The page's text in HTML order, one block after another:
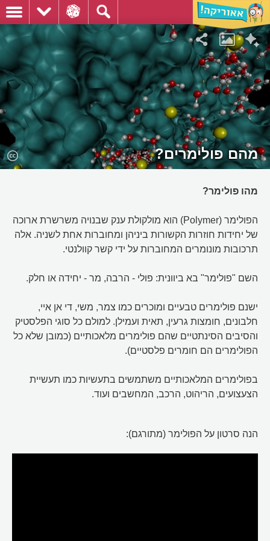
מהם פולימרים?
מהו פולימר?
הפולימר (Polymer) הוא מולקולת ענק שבנויה משרשרת ארוכה
של יחידות חוזרות הקשורות ביניהן ומחוברות אחת לשניה. אלה
תרכובות מונומרים המחוברות על ידי קשר קוולנטי.
השם "פולימר" בא ביוונית: פולי - הרבה, מר - יחידה או חלק.
ישנם פולימרים טבעיים ומוכרים כמו צמר, משי, די אן איי,
חלבונים, חומצות גרעין, תאית ועמילן. למולם כל סוגי הפלסטיק
והסיבים הסינתטיים שהם פולימרים מלאכותיים (כמובן שלא כל
הפולימרים הם חומרים פלסטיים).
בפולימרים המלאכותיים משתמשים בתעשיות כמו תעשיית
הצעצועים, הריהוט, הרכב, המחשבים ועוד.
הנה סרטון על הפולימר (מתורגם):